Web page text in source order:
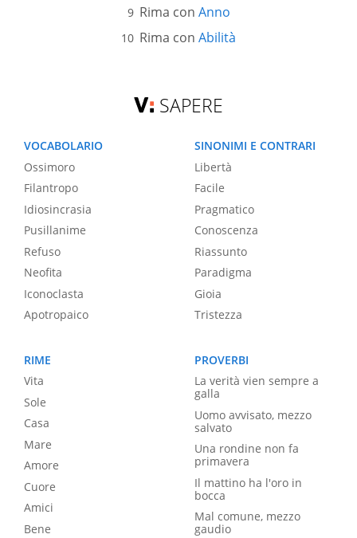
Rima con Anno
Rima con Abilità
SAPERE
VOCABOLARIO
Ossimoro
Filantropo
Idiosincrasia
Pusillanime
Refuso
Neofita
Iconoclasta
Apotropaico
SINONIMI E CONTRARI
Libertà
Facile
Pragmatico
Conoscenza
Riassunto
Paradigma
Gioia
Tristezza
RIME
Vita
Sole
Casa
Mare
Amore
Cuore
Amici
Bene
PROVERBI
La verità vien sempre a
galla
Uomo avvisato, mezzo
salvato
Una rondine non fa
primavera
Il mattino ha l'oro in
bocca
Mal comune, mezzo
gaudio